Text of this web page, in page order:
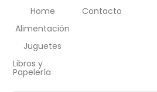
Home
Alimentación
Juguetes
Libros y
Papelería
Contacto